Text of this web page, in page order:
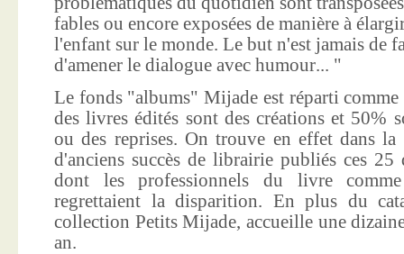
fables ou encore exposées de manière à
l'enfant sur le monde. Le but n'est jamais de
d'amener le dialogue avec humour... "
Le fonds "albums" Mijade est réparti
des livres édités sont des créations et 50%
ou des reprises. On trouve en effet dans
d'anciens succès de librairie publiés ces 25
dont les professionnels du livre
regrettaient la disparition. En plus du
collection Petits Mijade, accueille une
an.